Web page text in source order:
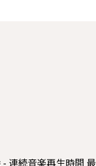
連続音楽再生時間 最